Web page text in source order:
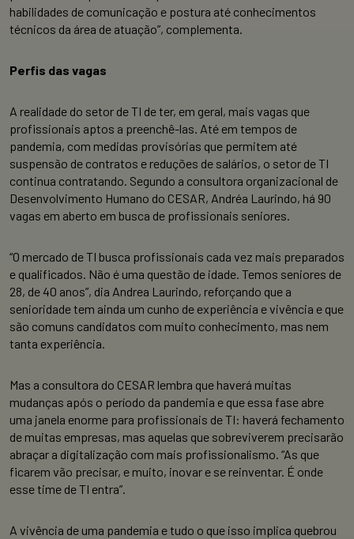
habilidades de comunicação e postura até conhecimentos
técnicos da área de atuação”, complementa.
Perfis das vagas
A realidade do setor de TI de ter, em geral, mais vagas que
profissionais aptos a preenchê-las. Até em tempos de
pandemia, com medidas provisórias que permitem até
suspensão de contratos e reduções de salários, o setor de TI
continua contratando. Segundo a consultora organizacional de
Desenvolvimento Humano do CESAR, Andréa Laurindo, há 90
vagas em aberto em busca de profissionais seniores.
“O mercado de TI busca profissionais cada vez mais preparados
e qualificados. Não é uma questão de idade. Temos seniores de
28, de 40 anos”, dia Andrea Laurindo, reforçando que a
senioridade tem ainda um cunho de experiência e vivência e que
são comuns candidatos com muito conhecimento, mas nem
tanta experiência.
Mas a consultora do CESAR lembra que haverá muitas
mudanças após o período da pandemia e que essa fase abre
uma janela enorme para profissionais de TI: haverá fechamento
de muitas empresas, mas aquelas que sobreviverem precisarão
abraçar a digitalização com mais profissionalismo. “As que
ficarem vão precisar, e muito, inovar e se reinventar. É onde
esse time de TI entra”.
A vivência de uma pandemia e tudo o que isso implica quebrou